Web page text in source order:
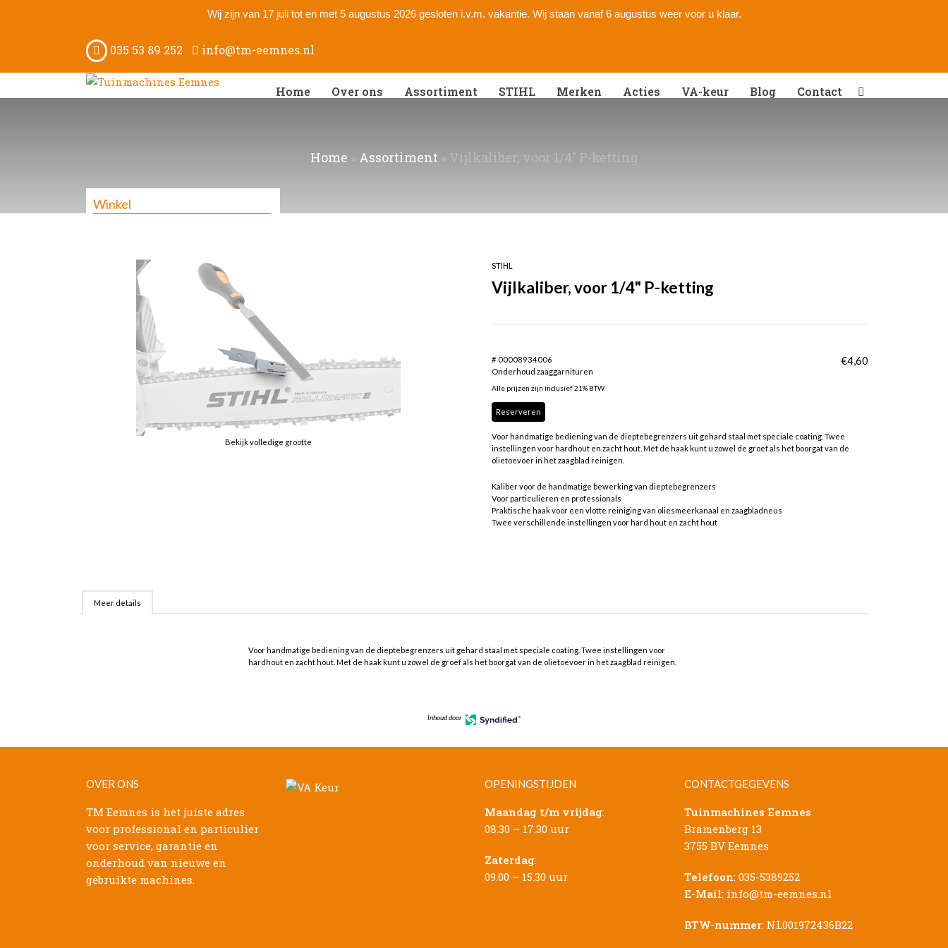
Wij zijn van 17 juli tot en met 5 augustus 2026 gesloten i.v.m. vakantie. Wij staan vanaf 6 augustus weer voor u klaar.
035 53 89 252 info@tm-eemnes.nl
Home Over ons Assortiment STIHL Merken Acties VA-keur Blog Contact
Winkel
Home » Assortiment» Vijlkaliber, voor 1/4" P-ketting
Bekijk volledige grootte
STIHL
Vijlkaliber, voor 1/4" P-ketting
# 00008934006
Onderhoud zaaggarnituren
€4,60
Alle prijzen zijn inclusief 21% BTW.
Reserveren
Voor handmatige bediening van de dieptebegrenzers uit gehard staal met speciale coating. Twee
instellingen voor hardhout en zacht hout. Met de haak kunt u zowel de groef als het boorgat van de
olietoevoer in het zaagblad reinigen.
Kaliber voor de handmatige bewerking van dieptebegrenzers
Voor particulieren en professionals
Praktische haak voor een vlotte reiniging van oliesmeerkanaal en zaagbladneus
Twee verschillende instellingen voor hard hout en zacht hout
Meer details
Voor handmatige bediening van de dieptebegrenzers uit gehard staal met speciale coating. Twee instellingen voor
hardhout en zacht hout. Met de haak kunt u zowel de groef als het boorgat van de olietoevoer in het zaagblad reinigen.
Inhoud door
OVER ONS
TM Eemnes is het juiste adres
voor professional en particulier
voor service, garantie en
onderhoud van nieuwe en
gebruikte machines.
OPENINGSTIJDEN
Maandag t/m vrijdag:
08.30 – 17.30 uur
Zaterdag:
09.00 – 15.30 uur
CONTACTGEGEVENS
Tuinmachines Eemnes
Bramenberg 13
3755 BV Eemnes
Telefoon: 035-5389252
E-Mail: info@tm-eemnes.nl
BTW-nummer: NL001972436B22